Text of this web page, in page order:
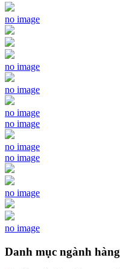
no image
no image
no image
no image
no image
no image
no image
no image
no image
Danh mục ngành hàng